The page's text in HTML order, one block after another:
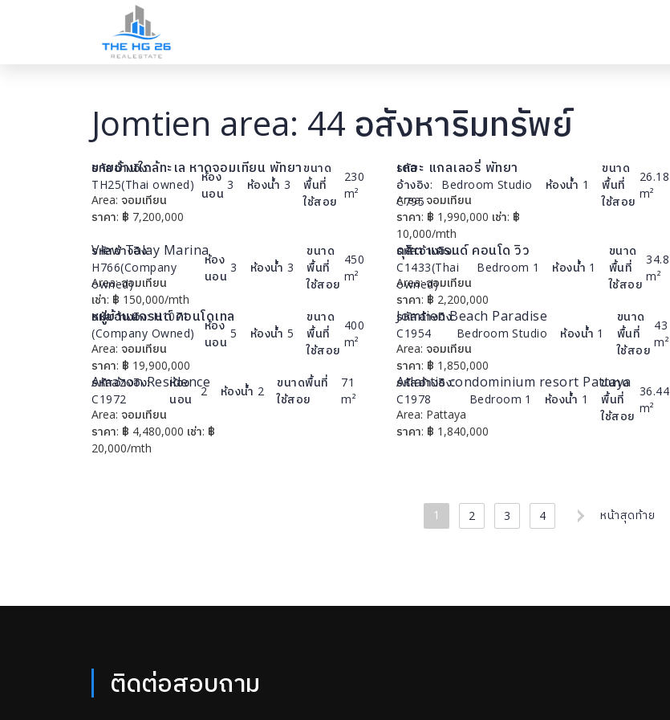
Jomtien area: 44 อสังหาริมทรัพย์
รหัสอ้างอิง:
TH25(Thai owned)
ห้อง
นอน
3 ห้องน้ำ 3
ขนาด
พื้นที่
ใช้สอย
230
m²
ขายบ้านใกล้ทะเล หาดจอมเทียน พัทยา
Area: จอมเทียน
ราคา: ฿ 7,200,000
รายละเอียด
รหัส
อ้างอิง:
C795
Bedroom Studio ห้องน้ำ 1
ขนาด
พื้นที่
ใช้สอย
26.18
m²
เดอะ แกลเลอรี่ พัทยา
Area: จอมเทียน
ราคา: ฿ 1,990,000 เช่า: ฿
10,000/mth
รายละเอียด
รหัสอ้างอิง:
H766(Company
owned)
ห้อง
นอน
3 ห้องน้ำ 3
ขนาด
พื้นที่
ใช้สอย
450
m²
View Talay Marina
Area: จอมเทียน
เช่า: ฿ 150,000/mth
รายละเอียด
รหัสอ้างอิง:
C1433(Thai
owned)
Bedroom 1 ห้องน้ำ 1
ขนาด
พื้นที่
ใช้สอย
34.8
m²
ดุสิต แกรนด์ คอนโด วิว
Area: จอมเทียน
ราคา: ฿ 2,200,000
รายละเอียด
รหัสอ้างอิง: H1071
(Company Owned)
ห้อง
นอน
5 ห้องน้ำ 5
ขนาด
พื้นที่
ใช้สอย
400
m²
หมู่บ้านแกรนด์ คอนโดเทล
Area: จอมเทียน
ราคา: ฿ 19,900,000
รายละเอียด
รหัสอ้างอิง:
C1954
Bedroom Studio ห้องน้ำ 1
ขนาด
พื้นที่
ใช้สอย
43
m²
Jomtien Beach Paradise
Area: จอมเทียน
ราคา: ฿ 1,850,000
รายละเอียด
รหัสอ้างอิง:
C1972
ห้อง
นอน
2 ห้องน้ำ 2
ขนาดพื้นที่
ใช้สอย
71
m²
Amazon Residence
Area: จอมเทียน
ราคา: ฿ 4,480,000 เช่า: ฿
20,000/mth
รหัสอ้างอิง:
C1978
Bedroom 1 ห้องน้ำ 1
ขนาด
พื้นที่
ใช้สอย
36.44
m²
Atlantis condominium resort Pattaya
Area: Pattaya
ราคา: ฿ 1,840,000
รายละเอียด
1 2 3 4 หน้าสุดท้าย
ติดต่อสอบถาม